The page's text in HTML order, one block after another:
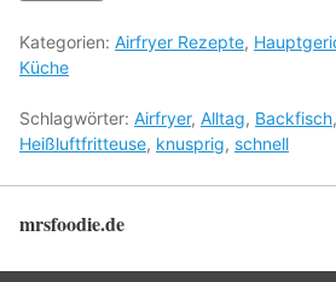
Kategorien: Airfryer Rezepte,
Küche
Schlagwörter: Airfryer, Alltag, Backfisch,
Heißluftfritteuse, knusprig, schnell
mrsfoodie.de